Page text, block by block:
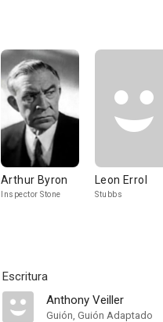
Arthur Byron
Inspector Stone
Leon Errol
Stubbs
Escritura
Anthony Veiller
Guión, Guión Adaptado